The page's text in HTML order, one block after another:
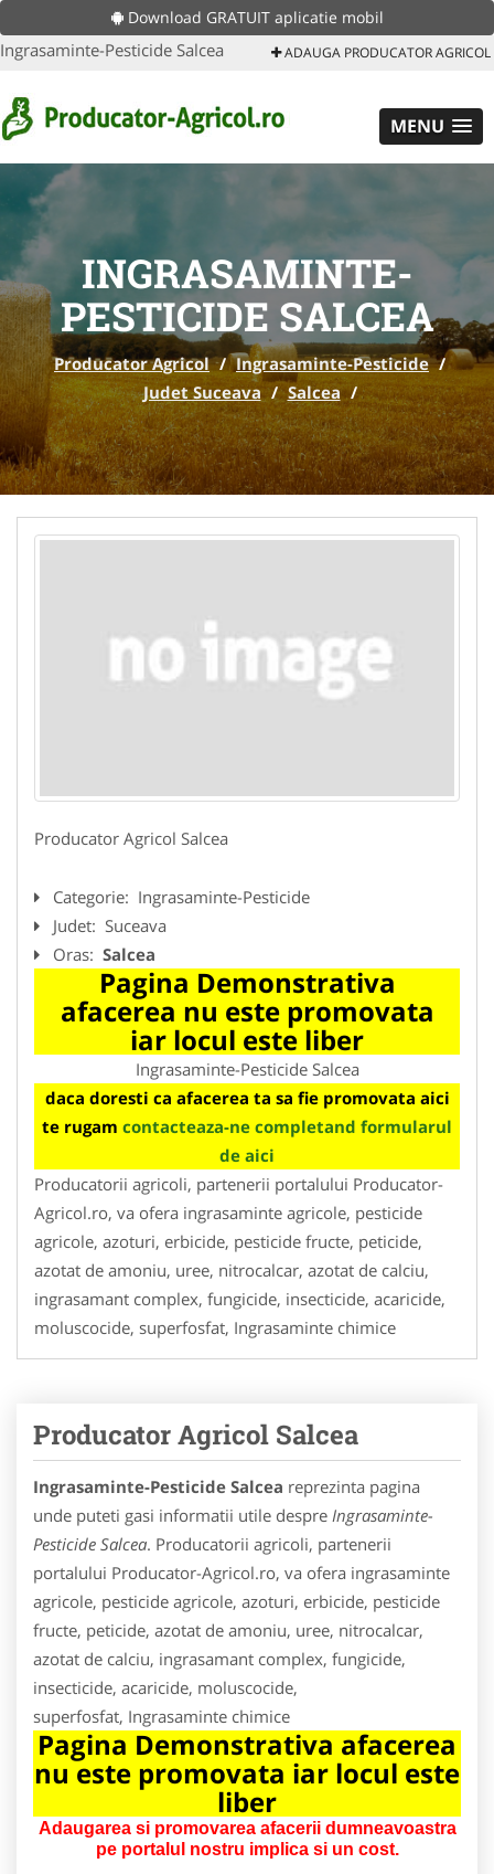
Download GRATUIT aplicatie mobil
Ingrasaminte-Pesticide Salcea ADAUGA PRODUCATOR AGRICOL
MENU
INGRASAMINTE-
PESTICIDE SALCEA
Producator Agricol / Ingrasaminte-Pesticide /
Judet Suceava / Salcea /
Producator Agricol Salcea
Categorie: Ingrasaminte-Pesticide
Judet: Suceava
Oras: Salcea
Pagina Demonstrativa
afacerea nu este promovata
iar locul este liber
Ingrasaminte-Pesticide Salcea
daca doresti ca afacerea ta sa fie promovata aici
te rugam contacteaza-ne completand formularul
de aici
Producatorii agricoli, partenerii portalului Producator-
Agricol.ro, va ofera ingrasaminte agricole, pesticide
agricole, azoturi, erbicide, pesticide fructe, peticide,
azotat de amoniu, uree, nitrocalcar, azotat de calciu,
ingrasamant complex, fungicide, insecticide, acaricide,
moluscocide, superfosfat, Ingrasaminte chimice
Producator Agricol Salcea
Ingrasaminte-Pesticide Salcea reprezinta pagina
unde puteti gasi informatii utile despre Ingrasaminte-
Pesticide Salcea. Producatorii agricoli, partenerii
portalului Producator-Agricol.ro, va ofera ingrasaminte
agricole, pesticide agricole, azoturi, erbicide, pesticide
fructe, peticide, azotat de amoniu, uree, nitrocalcar,
azotat de calciu, ingrasamant complex, fungicide,
insecticide, acaricide, moluscocide,
superfosfat, Ingrasaminte chimice
Pagina Demonstrativa afacerea
nu este promovata iar locul este
liber
Adaugarea si promovarea afacerii dumneavoastra
pe portalul nostru implica si un cost.